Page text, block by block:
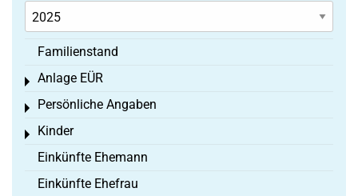
Familienstand
Anlage EÜR
Toggle menu
Persönliche Angaben
Toggle menu
Kinder
Toggle menu
Einkünfte Ehemann
Einkünfte Ehefrau